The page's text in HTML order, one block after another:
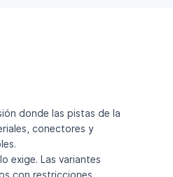
donde las pistas de la
conectores y
exige. Las variantes